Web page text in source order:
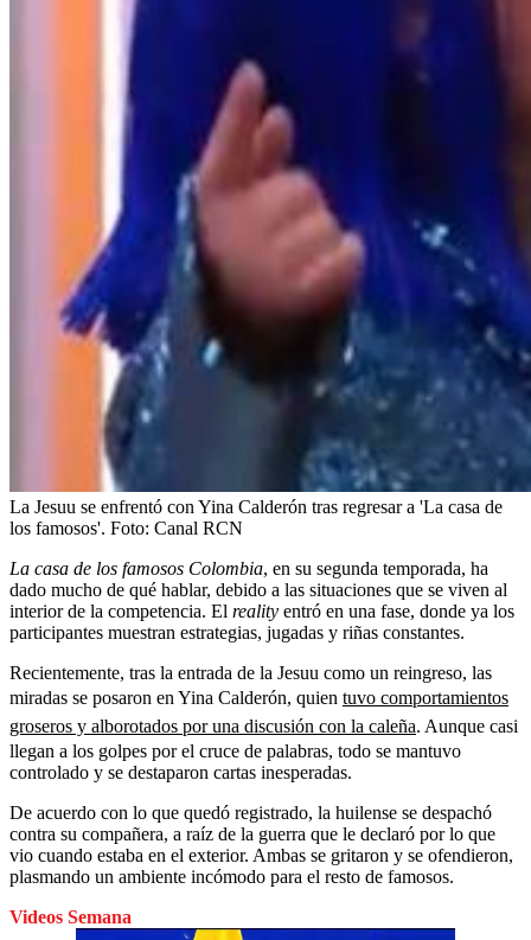
La Jesuu se enfrentó con Yina Calderón tras regresar a 'La casa de
los famosos'. Foto: Canal RCN
La casa de los famosos Colombia, en su segunda temporada, ha
dado mucho de qué hablar, debido a las situaciones que se viven al
interior de la competencia. El reality entró en una fase, donde ya los
participantes muestran estrategias, jugadas y riñas constantes.
Recientemente, tras la entrada de la Jesuu como un reingreso, las
miradas se posaron en Yina Calderón, quien tuvo comportamientos
groseros y alborotados por una discusión con la caleña. Aunque casi
llegan a los golpes por el cruce de palabras, todo se mantuvo
controlado y se destaparon cartas inesperadas.
De acuerdo con lo que quedó registrado, la huilense se despachó
contra su compañera, a raíz de la guerra que le declaró por lo que
vio cuando estaba en el exterior. Ambas se gritaron y se ofendieron,
plasmando un ambiente incómodo para el resto de famosos.
Videos Semana